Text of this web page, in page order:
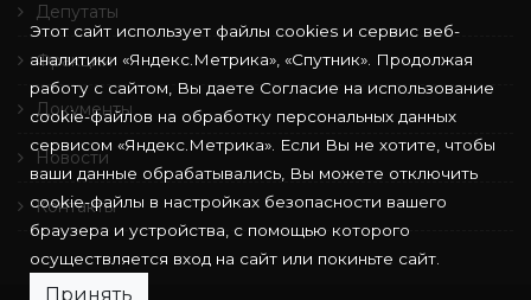
Депутаты
Фракции
Документы
Новости
Контакты
Этот сайт использует файлы cookies и сервис веб-
аналитики «Яндекс.Метрика», «Спутник». Продолжая
работу с сайтом, Вы даете Согласие на использование
cookie-файлов на обработку персональных данных
сервисом «Яндекс.Метрика». Если Вы не хотите, чтобы
ваши данные обрабатывались, Вы можете отключить
cookie-файлы в настройках безопасности вашего
браузера и устройства, с помощью которого
осуществляется вход на сайт или покиньте сайт.
Принять